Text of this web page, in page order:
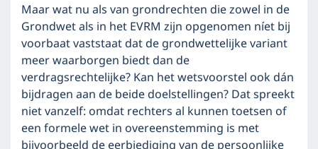
Maar wat nu als van grondrechten die zowel in de
Grondwet als in het EVRM zijn opgenomen níet bij
voorbaat vaststaat dat de grondwettelijke variant
meer waarborgen biedt dan de
verdragsrechtelijke? Kan het wetsvoorstel ook dán
bijdragen aan de beide doelstellingen? Dat spreekt
niet vanzelf: omdat rechters al kunnen toetsen of
een formele wet in overeenstemming is met